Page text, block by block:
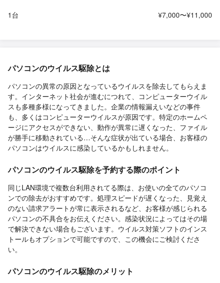
1台 ¥7,000〜¥11,000
パソコンのウイルス駆除とは
パソコンの異常の原因となっているウイルスを除去してもらえま
す。インターネット社会が進むにつれて、コンピューターウイル
スも多種多様になってきました。企業の情報漏えいなどの事件
も、多くはコンピューターウイルスが原因です。特定のホームペ
ージにアクセスができない、動作が異常に遅くなった、ファイル
が勝手に移動されている…そんな症状が出ている場合、お客様の
パソコンはウイルスに感染しているかもしれません。
パソコンのウイルス駆除を予約する際のポイント
同じLAN環境で複数台利用されてる際は、お使いの全てのパソコ
ンでの除去がおすすめです。処理スピードが遅くなった、見覚え
のない請求アラートが常に表示されるなど、お客様が感じられる
パソコンの不具合をお伝えください。感染状況によってはその場
で解決できない場合もございます。ウイルス対策ソフトのインス
トールもオプションで可能ですので、この機会にご検討くださ
い。
パソコンのウイルス駆除のメリット